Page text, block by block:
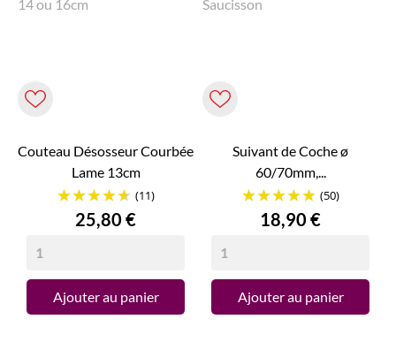
Couteau Désosseur Courbée
Lame 13cm
(11)
Prix
25,80 €
Ajouter au panier
Suivant de Coche ø
60/70mm,...
(50)
Prix
18,90 €
Ajouter au panier